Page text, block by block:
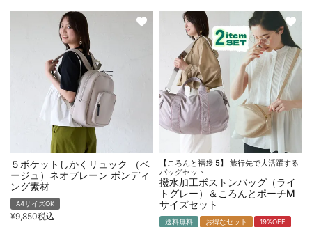
５ポケットしかくリュック （ベ
ージュ）ネオプレーン ボンディ
ング素材
A4サイズOK
¥9,850税込
【ころんと福袋 5】 旅行先で大活躍する
バッグセット
撥水加工ボストンバッグ（ライ
トグレー）＆ころんとポーチM
サイズセット
送料無料 お得なセット 19%OFF